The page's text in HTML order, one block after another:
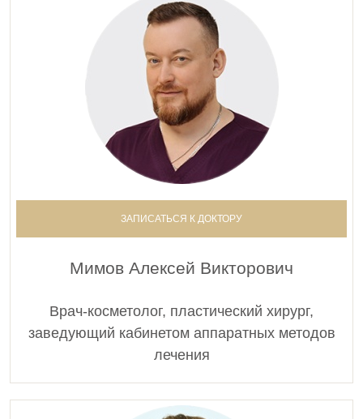
ЗАПИСАТЬСЯ К ДОКТОРУ
Мимов Алексей Викторович
Врач-косметолог, пластический хирург,
заведующий кабинетом аппаратных методов
лечения